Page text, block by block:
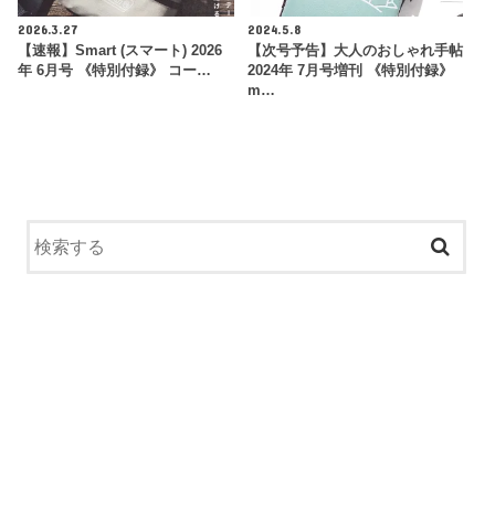
2026.3.27
【速報】Smart (スマート) 2026
年 6月号 《特別付録》 コー…
2024.5.8
【次号予告】大人のおしゃれ手帖
2024年 7月号増刊 《特別付録》
m…